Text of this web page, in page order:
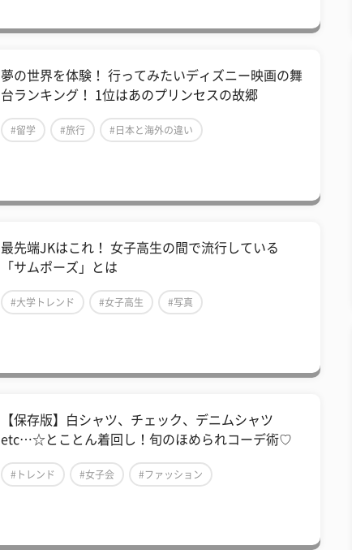
​夢の世界を体験！ 行ってみたいディズニー映画の舞
台ランキング！ 1位はあのプリンセスの故郷
#留学 #旅行 #日本と海外の違い
最先端JKはこれ！ 女子高生の間で流行している
「サムポーズ」とは
#大学トレンド #女子高生 #写真
【保存版】白シャツ、チェック、デニムシャツ
etc…☆とことん着回し！旬のほめられコーデ術♡
#トレンド #女子会 #ファッション